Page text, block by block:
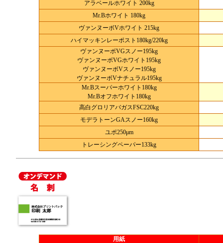
アラベールホワイト 200kg
Mr.Bホワイト 180kg
ヴァンヌーボVホワイト 215kg
ハイマッキンレーポスト180kg/220kg
ヴァンヌーボVGスノー195kg
ヴァンヌーボVGホワイト195kg
ヴァンヌーボVスノー195kg
ヴァンヌーボVナチュラル195kg
Mr.Bスーパーホワイト180kg
Mr.Bオフホワイト180kg
高白グロリアバガスFSC220kg
モデラトーンGAスノー160kg
ユポ250μm
トレーシングペーパー133kg
用紙